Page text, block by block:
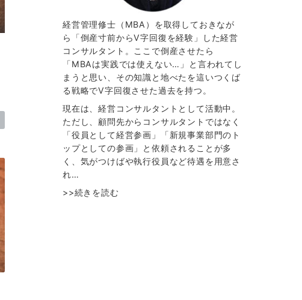
経営管理修士（MBA）を取得しておきなが
ら「倒産寸前からV字回復を経験」した経営
コンサルタント。ここで倒産させたら
「MBAは実践では使えない…」と言われてし
まうと思い、その知識と地べたを這いつくば
る戦略でV字回復させた過去を持つ。
現在は、経営コンサルタントとして活動中。
ただし、顧問先からコンサルタントではなく
「役員として経営参画」「新規事業部門のト
ップとしての参画」と依頼されることが多
く、気がつけばや執行役員など待遇を用意さ
れ…
>>続きを読む